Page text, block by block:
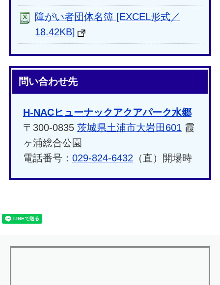
障がい者団体名簿 [EXCEL形式／
18.42KB]
問い合わせ先
H-NACヒューナックアクアパーク水郷
〒300-0835 茨城県土浦市大岩田601 霞
ヶ浦総合公園
電話番号： 029-824-6432 （直）開場時